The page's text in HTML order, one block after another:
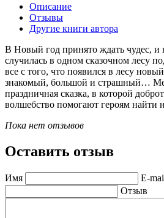
Описание
Отзывы
Другие книги автора
В Новый год принято ждать чудес, и
случилась в одном сказочном лесу
все с того, что появился в лесу
знакомый, большой и страшный…
праздничная сказка, в которой
волшебство помогают героям найти
Пока нет отзывов
Оставить отзыв
Имя
E-
Отзыв